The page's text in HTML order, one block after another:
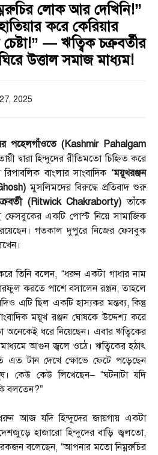
লোক আর দেখিনি!”
করে কেরিয়ার
— ঋত্বিক চক্রবর্তীর
উত্তাল সমাজ মাধ্যম!
2025
পহেলগাঁওতে (Kashmir Pahalgam
দ্বারা হিন্দুদের রীতিমতো চিহ্নিত করে
বাংলার সাংবাদিক ‘ময়ূখরঞ্জন
মুসলিমদের বিরুদ্ধে প্রতিবাদ শুরু
(Ritwick Chakraborty) তাঁকে
ফেসবুকের একটি পোস্ট নিয়ে সামাজিক
গতকাল দুপুরে নিজের ফেসবুক
তিনি বলেন, “ধরুন একটা গাধার নাম
করতে পাশে বসালেন রঞ্জন, তাহলে
এটি ছিল একটি হাস্যকর মন্তব্য, কিন্তু
ময়ূখ রঞ্জন ঘোষকে উদ্দেশ্য করে
অনেকেই ধরে নিয়েছেন। এবার ঋত্বিকের
আগুন জ্বলে ওঠে। ঋত্বিকের হঠাৎ
এত টান দেখে ক্ষোভে ফেটে পড়েছেন
কেউ কেউ লিখেছেন– “ঘটনাটা যদি
বলতেন?”
আজ যদি হিন্দুদের জায়গায় একটা
হাজারো হিন্দুদের বাড়ি জ্বলতো,
বলেছেন, “আপনার মতো নিম্নরুচির